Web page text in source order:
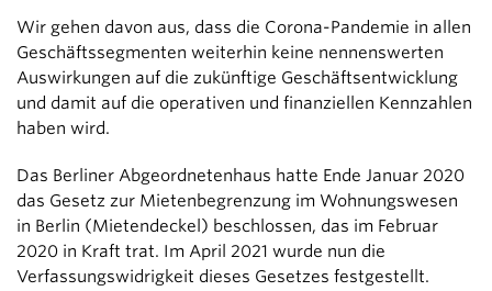
Wir gehen davon aus, dass die Corona-Pandemie in allen
Geschäftssegmenten weiterhin keine nennenswerten
Auswirkungen auf die zukünftige Geschäftsentwicklung
und damit auf die operativen und finanziellen Kennzahlen
haben wird.
Das Berliner Abgeordnetenhaus hatte Ende Januar 2020
das Gesetz zur Mietenbegrenzung im Wohnungswesen
in Berlin (Mietendeckel) beschlossen, das im Februar
2020 in Kraft trat. Im April 2021 wurde nun die
Verfassungswidrigkeit dieses Gesetzes festgestellt.